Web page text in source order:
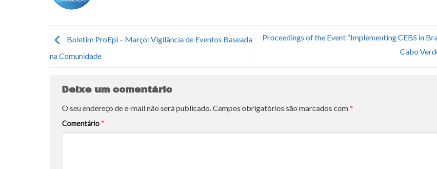
Boletim ProEpi – Março: Vigilância de Eventos Baseada
na Comunidade
Proceedings of the Event “Implementing CEBS in
Cabo
Deixe um comentário
O seu endereço de e-mail não será publicado. Campos obrigatórios são marcados com*
Comentário *